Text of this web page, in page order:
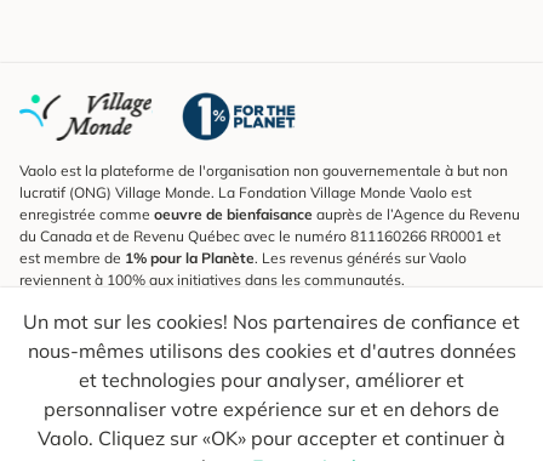
Un mot sur les cookies! Nos partenaires de confiance et
nous-mêmes utilisons des cookies et d'autres données
et technologies pour analyser, améliorer et
personnaliser votre expérience sur et en dehors de
Vaolo. Cliquez sur «OK» pour accepter et continuer à
Vaolo est la plateforme de l'organisation non gouvernementale à but non
lucratif (ONG) Village Monde. La Fondation Village Monde Vaolo est
enregistrée comme oeuvre de bienfaisance auprès de l’Agence du Revenu
du Canada et de Revenu Québec avec le numéro 811160266 RR0001 et
est membre de 1% pour la Planète. Les revenus générés sur Vaolo
reviennent à 100% aux initiatives dans les communautés.
S'inscrire à l'infolettre
Pour connaître les nouveautés, suivre nos explorateurs et recevoir des
astuces pour des voyages plus conscients.
Ton courriel Envoyer